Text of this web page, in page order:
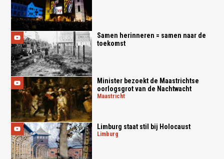
Samen herinneren = samen naar de
toekomst
Minister bezoekt de Maastrichtse
oorlogsgrot van de Nachtwacht
maastricht
Limburg staat stil bij Holocaust
limburg